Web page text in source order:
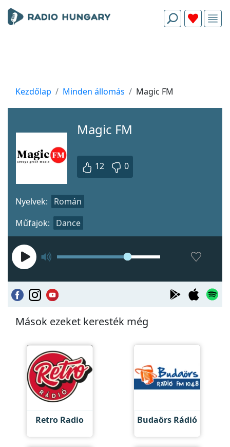
Kezdőlap Minden állomás Magic FM
Magic FM
12 0
Műfajok: Dance
Nyelvek: Román
Mások ezeket keresték még
Retro Radio Budaörs Rádió